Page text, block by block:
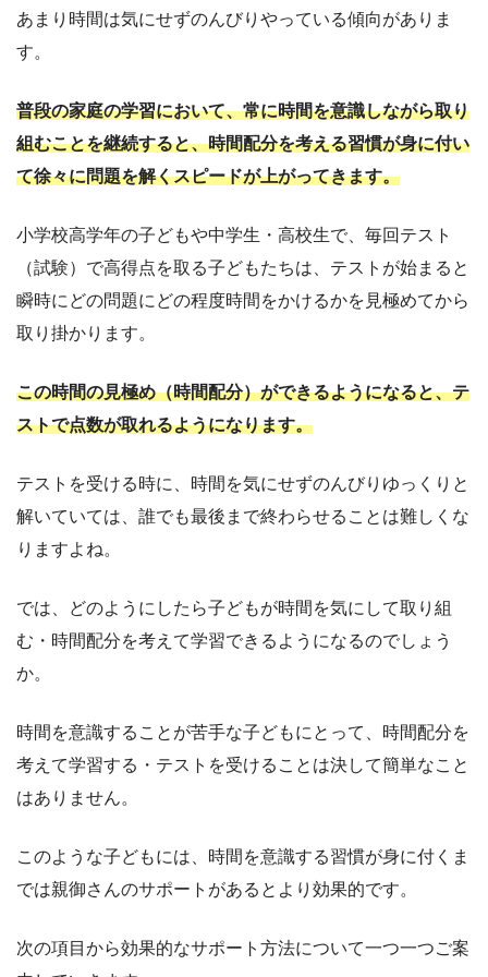
あまり時間は気にせずのんびりやっている傾向がありま
す。
普段の家庭の学習において、常に時間を意識しながら取り
組むことを継続すると、時間配分を考える習慣が身に付い
て徐々に問題を解くスピードが上がってきます。
小学校高学年の子どもや中学生・高校生で、毎回テスト
（試験）で高得点を取る子どもたちは、テストが始まると
瞬時にどの問題にどの程度時間をかけるかを見極めてから
取り掛かります。
この時間の見極め（時間配分）ができるようになると、テ
ストで点数が取れるようになります。
テストを受ける時に、時間を気にせずのんびりゆっくりと
解いていては、誰でも最後まで終わらせることは難しくな
りますよね。
では、どのようにしたら子どもが時間を気にして取り組
む・時間配分を考えて学習できるようになるのでしょう
か。
時間を意識することが苦手な子どもにとって、時間配分を
考えて学習する・テストを受けることは決して簡単なこと
はありません。
このような子どもには、時間を意識する習慣が身に付くま
では親御さんのサポートがあるとより効果的です。
次の項目から効果的なサポート方法について一つ一つご案